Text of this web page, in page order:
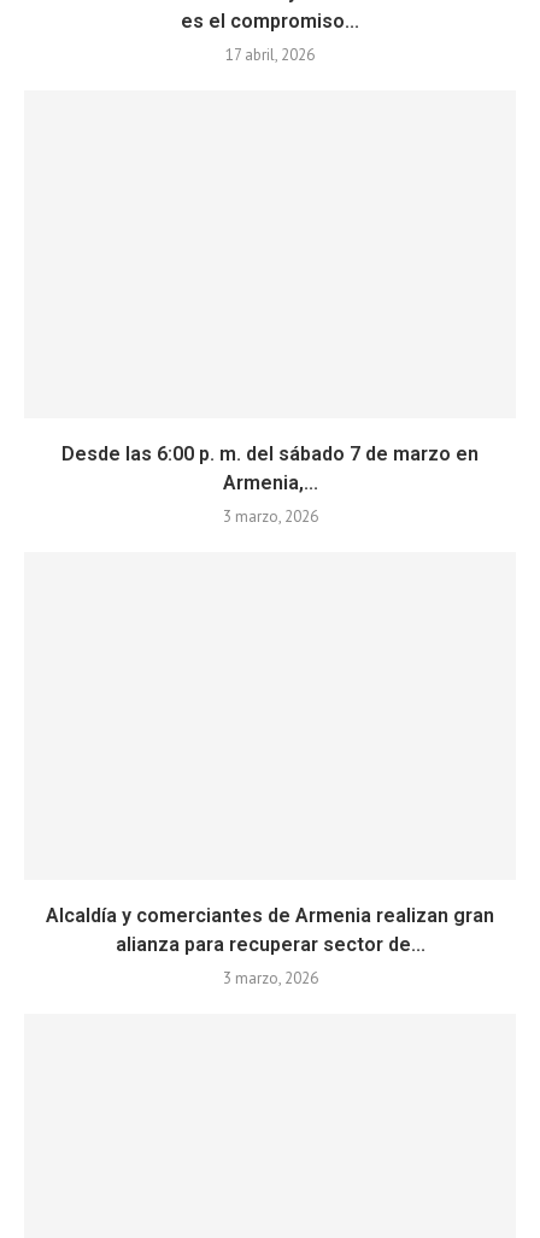
es el compromiso...
17 abril, 2026
Desde las 6:00 p. m. del sábado 7 de marzo en
Armenia,...
3 marzo, 2026
Alcaldía y comerciantes de Armenia realizan gran
alianza para recuperar sector de...
3 marzo, 2026